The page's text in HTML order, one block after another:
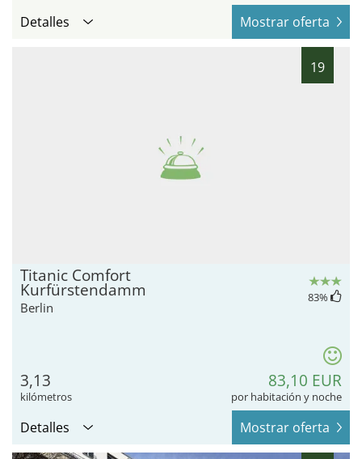
Detalles Mostrar oferta
19
Titanic Comfort
Kurfürstendamm
Berlin
83%
3,13
kilómetros
83,10 EUR
por habitación y noche
Detalles Mostrar oferta